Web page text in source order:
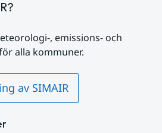
, emissions- och
alla kommuner.
av SIMAIR